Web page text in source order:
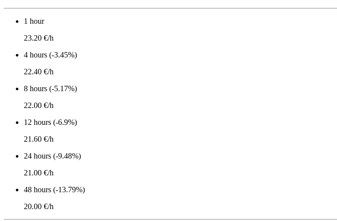
1 hour
23.20 €/h
4 hours (-3.45%)
22.40 €/h
8 hours (-5.17%)
22.00 €/h
12 hours (-6.9%)
21.60 €/h
24 hours (-9.48%)
21.00 €/h
48 hours (-13.79%)
20.00 €/h